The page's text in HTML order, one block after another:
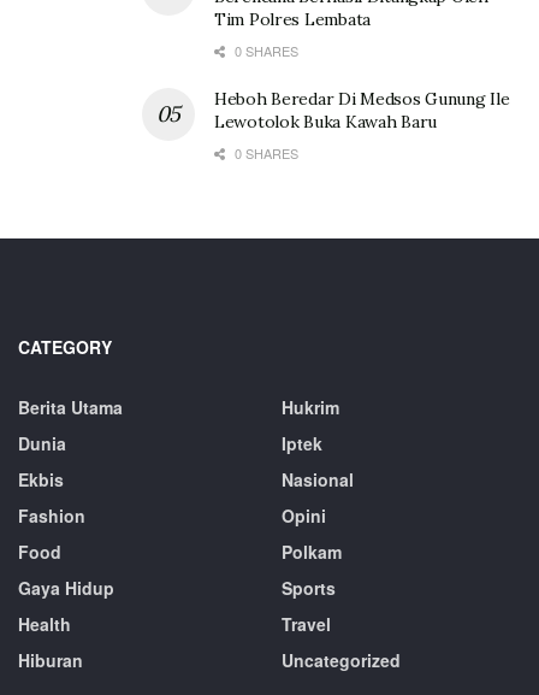
Tim Polres Lembata
0 SHARES
Heboh Beredar Di Medsos Gunung Ile
Lewotolok Buka Kawah Baru
0 SHARES
CATEGORY
Berita Utama
Dunia
Ekbis
Fashion
Food
Gaya Hidup
Health
Hiburan
Hukrim
Iptek
Nasional
Opini
Polkam
Sports
Travel
Uncategorized